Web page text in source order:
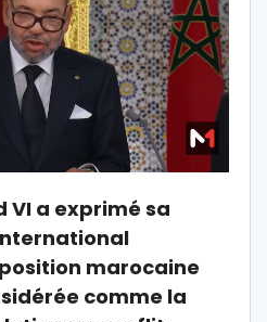
VI a exprimé sa
marocaine
comme la